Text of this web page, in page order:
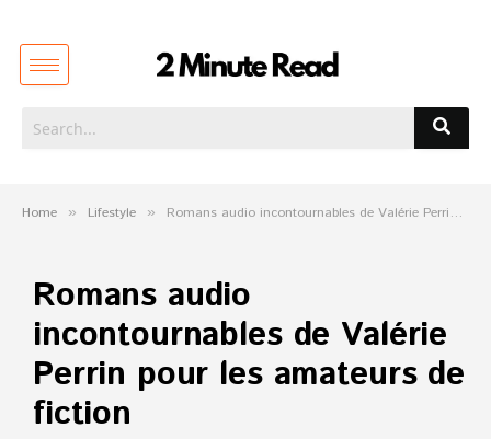
Home » Lifestyle » Romans audio incontournables de Valérie Perrin pour les amateurs de fiction
Romans audio
incontournables de Valérie
Perrin pour les amateurs de
fiction